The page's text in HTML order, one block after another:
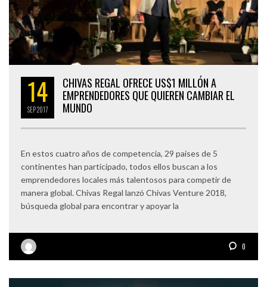
14
SEP2017
CHIVAS REGAL OFRECE US$1 MILLÓN A
EMPRENDEDORES QUE QUIEREN CAMBIAR EL
MUNDO
En estos cuatro años de competencia, 29 países de 5
continentes han participado, todos ellos buscan a los
emprendedores locales más talentosos para competir de
manera global. Chivas Regal lanzó Chivas Venture 2018,
búsqueda global para encontrar y apoyar la
0